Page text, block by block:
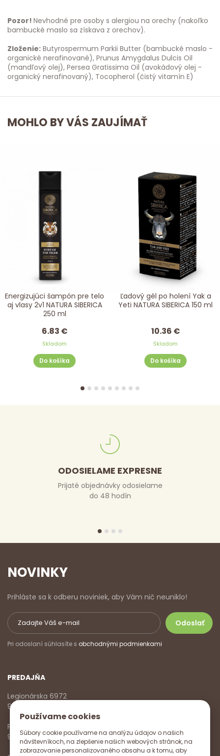
Používame cookies
Súbory cookie používame na analýzu údajov o našich
návštevníkoch, na zlepšenie našich webových stránok, na
zobrazovanie personalizovaného obsahu a k tomu, aby
Pozor! Nevhodné pre osoby s alergiou na orechy (nakoľko
bambucké maslo sa získava z orechov).
Zloženie: Butyrospermum Parkii Butter (bambucké maslo -
organické nerafinované), Prunus Amygdalus Dulcis Oil
(mandľový olej), Persea Gratissima Oil (avokádový olej -
organický nerafinovaný), Tocopherol (čistý vitamín E)
MOHLO BY VÁS ZAUJÍMAŤ
Energizujúci šampón pre telo
aj vlasy 2v1 NATURA SIBERICA
250 ml
6.83 €
Skladom
Do košíka
Ľadový gél po holení Yak a
Yeti NATURA SIBERICA 150 ml
10.36 €
Skladom
Do košíka
ODOSIELAME EXPRESNE
Prijaté objednávky odosielame
do 48 hodín
NOVINKY
Prihláste sa k odberu noviniek, aby Vám nič neuniklo!
Pri odoslaní súhlasíte s obchodnými podmienkami
PREDAJŇA
Legionárska 6972
911 01 Trenčín
Pondelok - Piatok
9:00 - 17:00